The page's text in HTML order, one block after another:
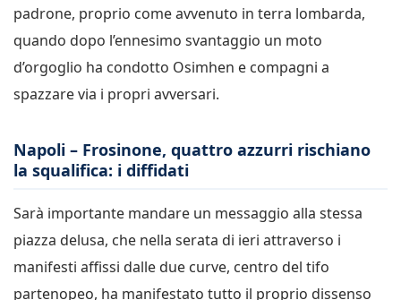
padrone, proprio come avvenuto in terra lombarda,
quando dopo l’ennesimo svantaggio un moto
d’orgoglio ha condotto Osimhen e compagni a
spazzare via i propri avversari.
Napoli – Frosinone, quattro azzurri rischiano
la squalifica: i diffidati
Sarà importante mandare un messaggio alla stessa
piazza delusa, che nella serata di ieri attraverso i
manifesti affissi dalle due curve, centro del tifo
partenopeo, ha manifestato tutto il proprio dissenso